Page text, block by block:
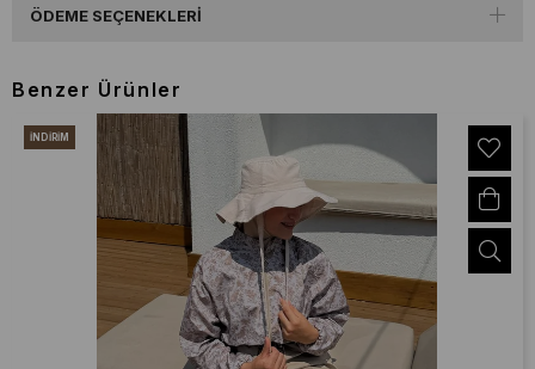
ÖDEME SEÇENEKLERI
Benzer Ürünler
İNDIRIM